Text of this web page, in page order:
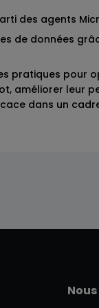
des agents
de données
pratiques pour
améliorer leur
dans un